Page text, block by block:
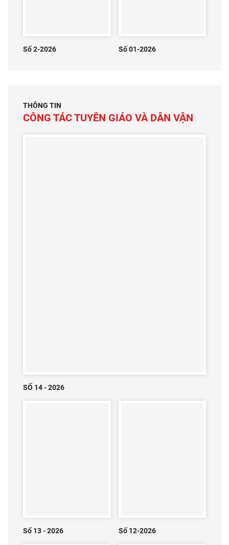
Số 2-2026 Số 01-2026
THÔNG TIN
CÔNG TÁC TUYÊN GIÁO VÀ DÂN VẬN
SỐ 14 - 2026
Số 13 - 2026 Số 12-2026